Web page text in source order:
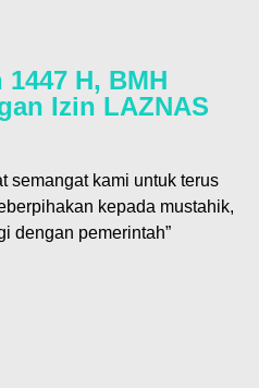
H, BMH
Izin LAZNAS
semangat kami untuk terus
kepada mustahik,
dengan pemerintah”